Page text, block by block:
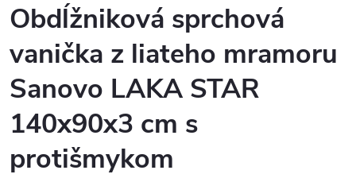
Obdĺžniková sprchová
vanička z liateho mramoru
Sanovo LAKA STAR
140x90x3 cm s
protišmykom